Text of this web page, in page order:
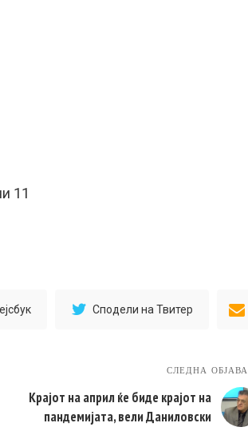
11
Сподели на Твитер
СЛЕДНА ОБЈАВА
Крајот на април ќе биде крајот на
пандемијата, вели Даниловски